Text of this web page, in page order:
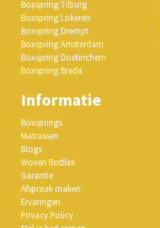
Boxspring Tilburg
Boxspring Lokeren
Boxspring Drempt
Boxspring Amsterdam
Boxspring Doetinchem
Boxspring Breda
Informatie
Boxsprings
Matrassen
Blogs
Woven Bottles
Garantie
Afspraak maken
Ervaringen
Privacy Policy